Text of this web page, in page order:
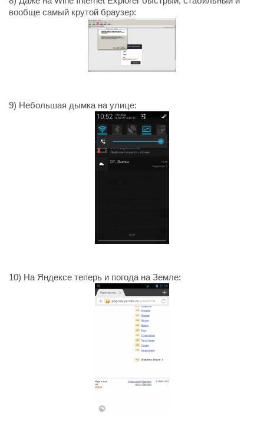
вообще самый крутой браузер:
9) Небольшая дымка на улице:
10) На Яндексе теперь и погода на Земле: